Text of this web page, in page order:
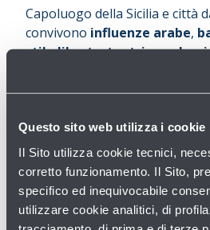
Questo sito web utilizza i cookie
Il Sito utilizza cookie tecnici,
corretto funzionamento. Il Sito,
specifico ed inequivocabile
utilizzare cookie analitici, di
Capoluogo della Sicilia e città
convivono influenze arabe,
stile liberty,teatri
affollati
dimenticare la gastronomia
Cattedrale, completata nel
Vergine Assunta;la Cappella
dei Normanni, conosciuto
Realee uno dei principali
eretto dagli arabi nel IX sec e
Normanni; le catacombe di